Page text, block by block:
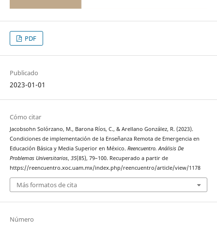
PDF
Publicado
2023-01-01
Cómo citar
Jacobsohn Solórzano, M., Barona Ríos, C., & Arellano González, R. (2023).
Condiciones de implementación de la Enseñanza Remota de Emergencia en
Educación Básica y Media Superior en México. Reencuentro. Análisis De
Problemas Universitarios, 35(85), 79–100. Recuperado a partir de
https://reencuentro.xoc.uam.mx/index.php/reencuentro/article/view/1178
Más formatos de cita
Número